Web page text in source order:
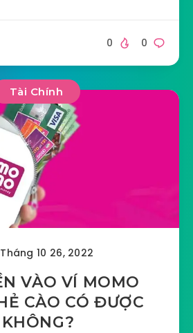
0
0
Tài Chính
Tháng 10 26, 2022
VÀO VÍ MOMO
CÀO CÓ ĐƯỢC
KHÔNG?